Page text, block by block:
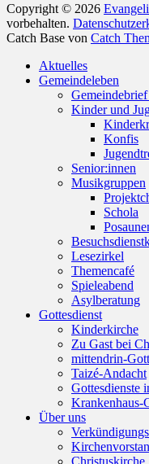
Copyright © 2026
vorbehalten.
Catch Base von Catch
oben
scrollen
Aktuelles
Gemeindeleben
Kinder und
Konfis
Senior:innen
Musikgruppen
Schola
Lesezirkel
Themencafé
Spieleabend
Asylberatung
Gottesdienst
Kinderkirche
Zu Gast bei
mittendrin-
Taizé-Andacht
Gottesdienste
Krankenhaus-
Über uns
Christuskirche